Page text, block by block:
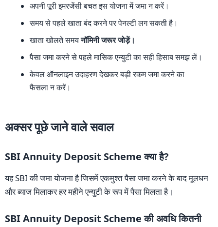
अपनी पूरी इमरजेंसी बचत इस योजना में जमा न करें।
समय से पहले खाता बंद करने पर पेनल्टी लग सकती है।
खाता खोलते समयनॉमिनी जरूर जोड़ें।
पैसा जमा करने से पहले मासिक एन्युटी का सही हिसाब समझ लें।
केवल ऑनलाइन उदाहरण देखकर बड़ी रकम जमा करने का
फैसला न करें।
अक्सर पूछे जाने वाले सवाल
SBI Annuity Deposit Scheme क्या है?
यह SBI की जमा योजना है जिसमें एकमुश्त पैसा जमा करने के बाद मूलधन
और ब्याज मिलाकर हर महीने एन्युटी के रूप में पैसा मिलता है।
SBI Annuity Deposit Scheme की अवधि कितनी